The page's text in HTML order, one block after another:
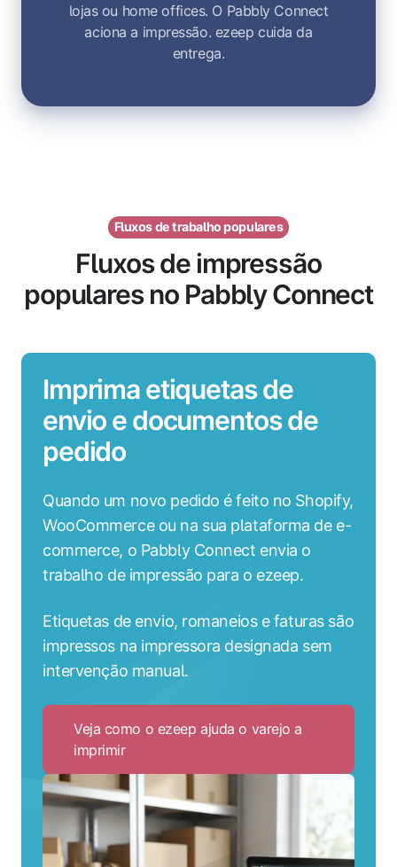
lojas ou home offices. O Pabbly Connect
aciona a impressão. ezeep cuida da
entrega.
Fluxos de trabalho populares
Fluxos de impressão
populares no Pabbly Connect
Imprima etiquetas de
envio e documentos de
pedido
Quando um novo pedido é feito no Shopify,
WooCommerce ou na sua plataforma de e-
commerce, o Pabbly Connect envia o
trabalho de impressão para o ezeep.
Etiquetas de envio, romaneios e faturas são
impressos na impressora designada sem
intervenção manual.
Veja como o ezeep ajuda o varejo a
imprimirClick
to
Veja
como